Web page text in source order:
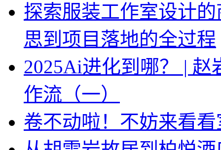
探索服装工作室设计
思到项目落地的全过程
2025Ai进化到哪？ |
作流（一）
卷不动啦！不妨来看